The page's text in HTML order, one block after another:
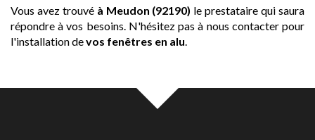
Vous avez trouvé à Meudon (92190) le prestataire qui saura
répondre à vos besoins. N'hésitez pas à nous contacter pour
l'installation devos fenêtres en alu.